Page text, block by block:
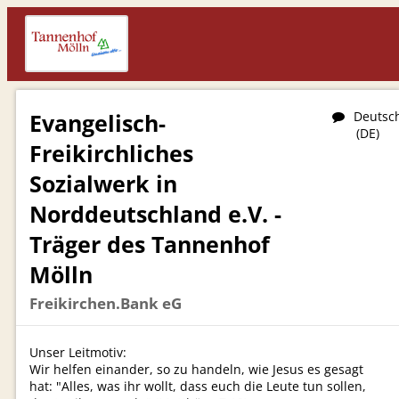
Evangelisch-
Freikirchliches
Sozialwerk in
Norddeutschland e.V. -
Träger des Tannenhof
Mölln
Freikirchen.Bank eG
(DE)
Unser Leitmotiv:
Wir helfen einander, so zu handeln, wie Jesus es gesagt
hat: "Alles, was ihr wollt, dass euch die Leute tun sollen,